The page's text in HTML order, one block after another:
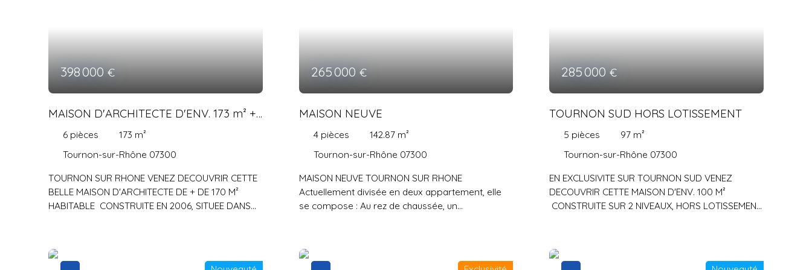
398 000€
MAISON D'ARCHITECTE D'ENV. 173 m² +
DEP SUR GRANDE PARCELLE DE
6 pièces 173 m²
Tournon-sur-Rhône 07300
TOURNON SUR RHONE VENEZ DECOUVRIR CETTE
BELLE MAISON D'ARCHITECTE DE + DE 170 M²
HABITABLE CONSTRUITE EN 2006, SITUEE DANS
UNE GRANDE PIECE DE VIE D'ENV. 56 m² AVEC
CUISINE AMENAGEE OUVERTE SUR SEJOUR ,
265 000€
MAISON NEUVE
4 pièces 142.87 m²
Tournon-sur-Rhône 07300
MAISON NEUVE TOURNON SUR RHONE
Actuellement divisée en deux appartement, elle
se compose : Au rez de chaussée, un
des toilettes, une salle d'eau/buanderie et un
garage de 34. 14 m2 avec portail électrique et un
285 000€
TOURNON SUD HORS LOTISSEMENT
5 pièces 97 m²
Tournon-sur-Rhône 07300
EN EXCLUSIVITE SUR TOURNON SUD VENEZ
DECOUVRIR CETTE MAISON D'ENV. 100 M²
CONSTRUITE SUR 2 NIVEAUX, HORS LOTISSEMENT
SALON/SEJOUR, 3 CHAMBRES, SDB ET WC
SEPARE. LE TOUT SUR ENV. 500 M² DE TERRAIN